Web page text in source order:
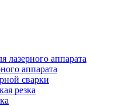
лазерного аппарата
аппарата
сварки
резка